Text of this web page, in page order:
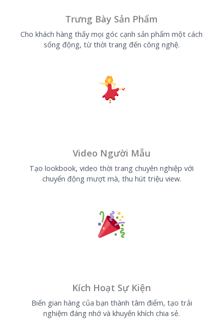
Trưng Bày Sản Phẩm
Cho khách hàng thấy mọi góc cạnh sản phẩm một cách
sống động, từ thời trang đến công nghệ.
Video Người Mẫu
Tạo lookbook, video thời trang chuyên nghiệp với
chuyển động mượt mà, thu hút triệu view.
Kích Hoạt Sự Kiện
Biến gian hàng của bạn thành tâm điểm, tạo trải
nghiệm đáng nhớ và khuyến khích chia sẻ.